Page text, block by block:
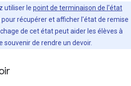
utiliser le point de terminaison de l'état
pour récupérer et afficher l'état de remise
de cet état peut aider les élèves à
de rendre un devoir.